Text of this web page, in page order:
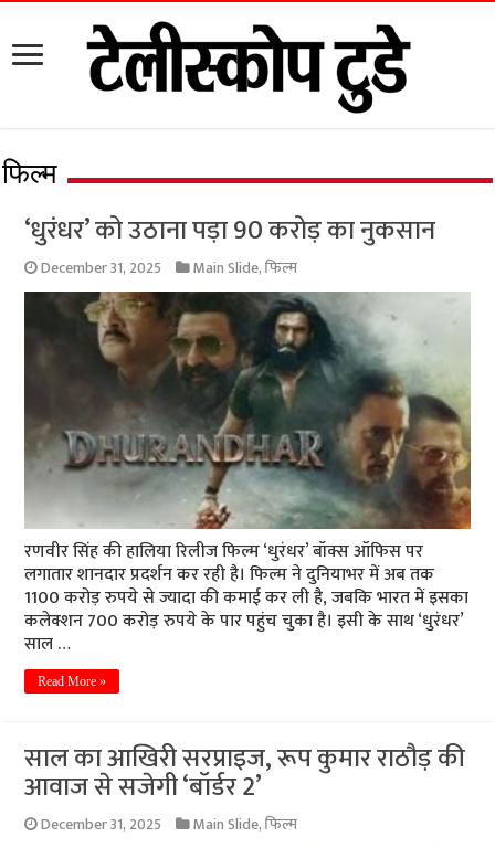
फिल्म
‘धुरंधर’ को उठाना पड़ा 90 करोड़ का नुकसान
December 31, 2025 Main Slide,फिल्म
रणवीर सिंह की हालिया रिलीज फिल्म ‘धुरंधर’ बॉक्स ऑफिस पर
लगातार शानदार प्रदर्शन कर रही है। फिल्म ने दुनियाभर में अब तक
1100 करोड़ रुपये से ज्यादा की कमाई कर ली है, जबकि भारत में इसका
कलेक्शन 700 करोड़ रुपये के पार पहुंच चुका है। इसी के साथ ‘धुरंधर’
साल …
Read More »
साल का आखिरी सरप्राइज, रूप कुमार राठौड़ की
आवाज से सजेगी ‘बॉर्डर 2’
December 31, 2025 Main Slide,फिल्म